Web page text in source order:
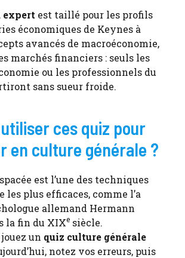
expert est taillé pour les profils
économiques de Keynes à
avancés de macroéconomie,
marchés financiers : seuls les
ou les professionnels du
sans sueur froide.
ces quiz pour
en culture générale ?
est l’une des techniques
les plus efficaces, comme l’a
allemand Hermann
la fin du XIXe siècle.
un quiz culture générale
notez vos erreurs, puis